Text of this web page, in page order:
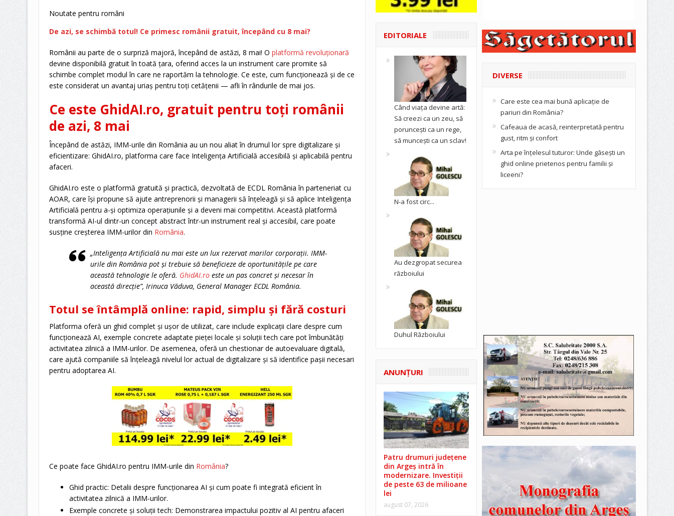
Noutate pentru români
De azi, se schimbă totul! Ce primesc românii gratuit, începând cu 8 mai?
Românii au parte de o surpriză majoră, începând de astăzi, 8 mai! O platformă revoluționară
devine disponibilă gratuit în toată țara, oferind acces la un instrument care promite să
schimbe complet modul în care ne raportăm la tehnologie. Ce este, cum funcționează și de ce
este considerat un avantaj uriaș pentru toți cetățenii — afli în rândurile de mai jos.
Ce este GhidAI.ro, gratuit pentru toți românii
de azi, 8 mai
Începând de astăzi, IMM-urile din România au un nou aliat în drumul lor spre digitalizare și
eficientizare: GhidAI.ro, platforma care face Inteligența Artificială accesibilă și aplicabilă pentru
afaceri.
GhidAI.ro este o platformă gratuită și practică, dezvoltată de ECDL România în parteneriat cu
AOAR, care își propune să ajute antreprenorii și managerii să înțeleagă și să aplice Inteligența
Artificială pentru a-și optimiza operațiunile și a deveni mai competitivi. Această platformă
transformă AI-ul dintr-un concept abstract într-un instrument real și accesibil, care poate
susține creșterea IMM-urilor din România.
„Inteligența Artificială nu mai este un lux rezervat marilor corporații. IMM-
urile din România pot și trebuie să beneficieze de oportunitățile pe care
această tehnologie le oferă. GhidAI.roeste un pas concret și necesar în
această direcție”, Irinuca Văduva, General Manager ECDL România.
Totul se întâmplă online: rapid, simplu și fără costuri
Platforma oferă un ghid complet și ușor de utilizat, care include explicații clare despre cum
funcționează AI, exemple concrete adaptate pieței locale și soluții tech care pot îmbunătăți
activitatea zilnică a IMM-urilor. De asemenea, oferă un chestionar de autoevaluare digitală,
care ajută companiile să înțeleagă nivelul lor actual de digitalizare și să identifice pașii necesari
pentru adoptarea AI.
Ce poate face GhidAI.ro pentru IMM-urile din România?
Ghid practic: Detalii despre funcționarea AI și cum poate fi integrată eficient în
activitatea zilnică a IMM-urilor.
Exemple concrete și soluții tech: Demonstrarea impactului pozitiv al AI pentru afaceri
EDITORIALE
Când viața devine artă:
Să creezi ca un zeu, să
poruncești ca un rege,
să muncești ca un sclav!
N-a fost circ...
Au dezgropat securea
războiului
Duhul Războiului
ANUNŢURI
Patru drumuri județene
din Argeș intră în
modernizare. Investiții
de peste 63 de milioane
lei
august 07, 2026
DIVERSE
Care este cea mai bună aplicație de
pariuri din România?
Cafeaua de acasă, reinterpretată pentru
gust, ritm și confort
Arta pe înțelesul tuturor: Unde găsești un
ghid online prietenos pentru familii și
liceeni?